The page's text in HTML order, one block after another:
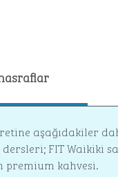
aşağıdakiler
FIT Waikiki
kahvesi.